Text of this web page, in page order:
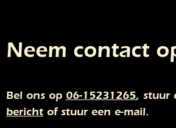
Neem contact
Bel ons op 06-15231265, stuur
bericht of stuur een e-mail.